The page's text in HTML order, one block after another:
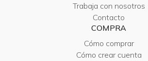
Trabaja con nosotros
Contacto
COMPRA
Cómo comprar
Cómo crear cuenta